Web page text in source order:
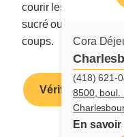
Cora
(418) 621-
8500, boul.
En
courir les magasins!
sucré ou salé, la
coups.
Vérifier mon